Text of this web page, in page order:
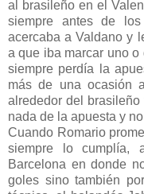
al brasileño en el
siempre antes de
acercaba a Valdano y
a que iba marcar uno
siempre perdía la
más de una ocasión
alrededor del
nada de la apuesta y
Cuando Romario
siempre lo cumplía,
Barcelona en donde
goles sino también